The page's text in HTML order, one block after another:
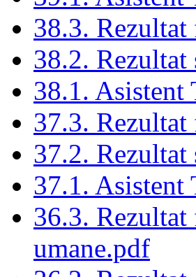
38.3.
38.2. Rezultat
38.1. Asistent
37.3.
37.2. Rezultat
37.1. Asistent
36.3. Rezultat
umane.pdf